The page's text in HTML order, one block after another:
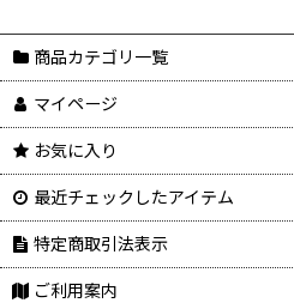
商品カテゴリ一覧
マイページ
お気に入り
最近チェックしたアイテム
特定商取引法表示
ご利用案内